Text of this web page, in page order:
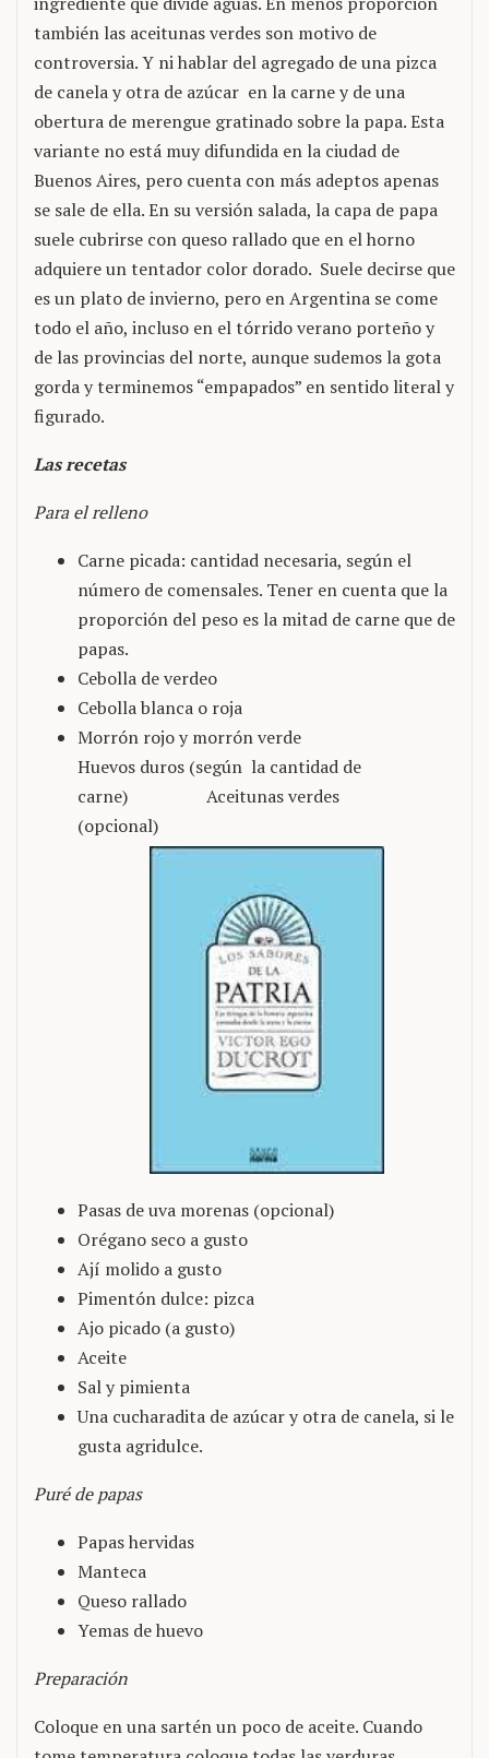
también las aceitunas verdes son motivo de
controversia. Y ni hablar del agregado de una pizca
de canela y otra de azúcar en la carne y de una
obertura de merengue gratinado sobre la papa. Esta
variante no está muy difundida en la ciudad de
Buenos Aires, pero cuenta con más adeptos apenas
se sale de ella. En su versión salada, la capa de papa
suele cubrirse con queso rallado que en el horno
adquiere un tentador color dorado. Suele decirse que
es un plato de invierno, pero en Argentina se come
todo el año, incluso en el tórrido verano porteño y
de las provincias del norte, aunque sudemos la gota
gorda y terminemos “empapados” en sentido literal y
figurado.
Las recetas
Para el relleno
Carne picada: cantidad necesaria, según el
número de comensales. Tener en cuenta que la
proporción del peso es la mitad de carne que de
papas.
Cebolla de verdeo
Cebolla blanca o roja
Morrón rojo y morrón verde
Huevos duros (según la cantidad de
carne) Aceitunas verdes
(opcional)
Pasas de uva morenas (opcional)
Orégano seco a gusto
Ají molido a gusto
Pimentón dulce: pizca
Ajo picado (a gusto)
Aceite
Sal y pimienta
Una cucharadita de azúcar y otra de canela, si le
gusta agridulce.
Puré de papas
Papas hervidas
Manteca
Queso rallado
Yemas de huevo
Preparación
Coloque en una sartén un poco de aceite. Cuando